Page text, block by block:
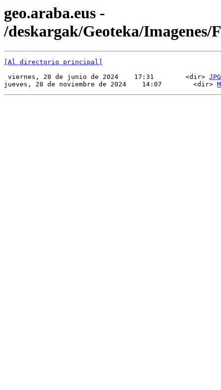
geo.araba.eus -
/deskargak/Geoteka/Imagenes/
[Al directorio principal]
viernes, 28 de junio de 2024    17:31        <dir> JPG
jueves, 28 de noviembre de 2024    14:07        <dir>